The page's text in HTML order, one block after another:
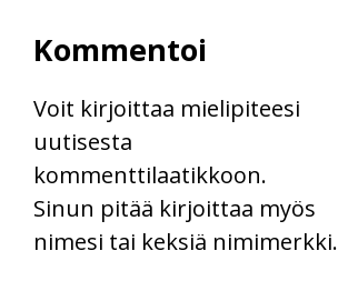
Kommentoi
Voit kirjoittaa mielipiteesi
uutisesta
kommenttilaatikkoon.
Sinun pitää kirjoittaa myös
nimesi tai keksiä nimimerkki.